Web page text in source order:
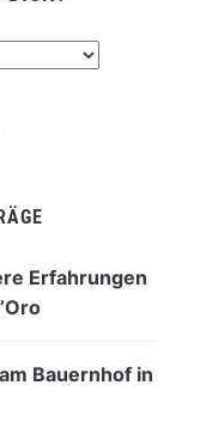
Erfahrungen
Bauernhof in